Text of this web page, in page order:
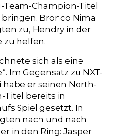
Team-Champion-Titel
Bronco Nima
zu, Hendry in der
zu helfen.
sich als eine
Im Gegensatz zu NXT-
habe er seinen North-
Titel bereits in
Spiel gesetzt. In
nach und nach
in den Ring: Jasper